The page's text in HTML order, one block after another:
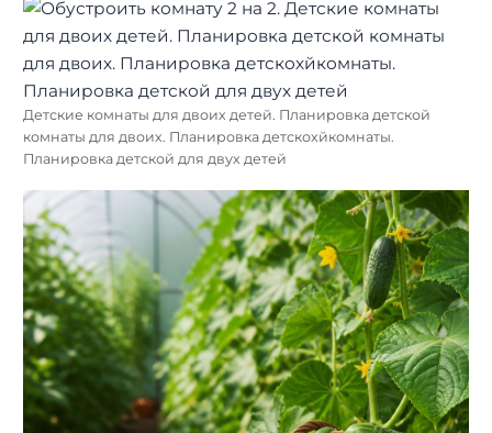
Детские комнаты для двоих детей. Планировка детской
комнаты для двоих. Планировка детскохйкомнаты.
Планировка детской для двух детей